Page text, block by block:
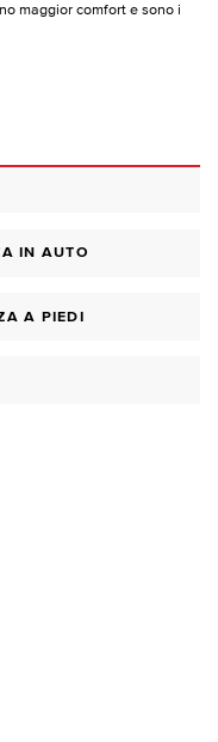
maggior comfort e sono i
IN AUTO
A PIEDI